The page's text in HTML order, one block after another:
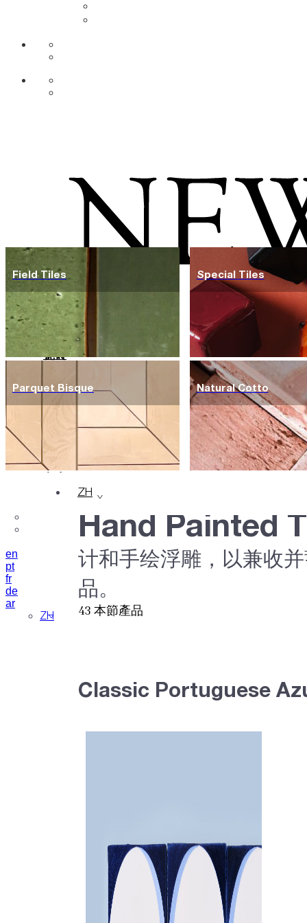
瓷砖
陶瓷
设计师
可持续性
联系信息
ZH
en
pt
fr
de
ar
ZH
Field Tiles Special Tiles
Parquet Bisque Natural Cotto
Hand Painted
计和手绘浮雕，以兼收
品。
43 本節產品
Classic Portuguese